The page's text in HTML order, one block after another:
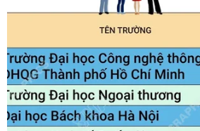
Những giấc mơ bay cất cánh từ
Vietjet được vinh danh “Dấu ấn
Thương hiệu Việt hướng tới tăng